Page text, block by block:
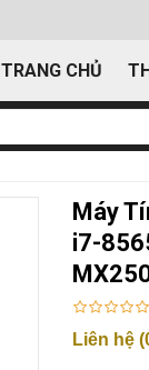
TRANG CHỦ
Máy
i7-
Liên hệ